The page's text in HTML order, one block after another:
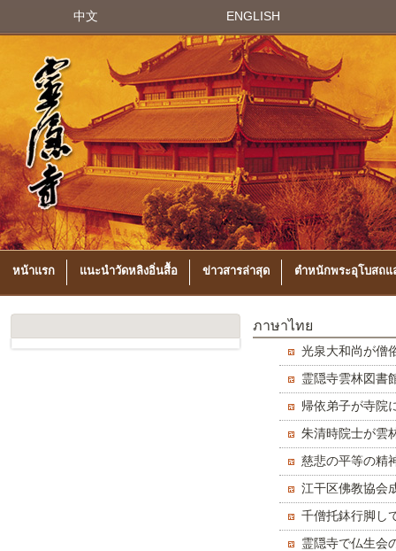
中文 ENGLISH
หน้าแรก แนะนำวัดหลิงอิ่นสื้อ ข่าวสารล่าสุด ตำหนักพระอุโบสถ
ภาษาไทย
光泉大和尚が僧
霊隠寺雲林図書
置す
帰依弟子が寺院
朱清時院士が雲
慈悲の平等の精
隠寺で放生法会
江干区佛教協会
千僧托鉢行脚し
霊隠寺で仏生会